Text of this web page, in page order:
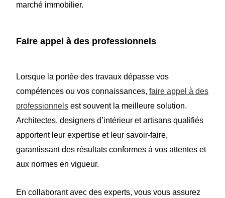
marché immobilier.
Faire appel à des professionnels
Lorsque la portée des travaux dépasse vos
compétences ou vos connaissances, faire appel à des
professionnels est souvent la meilleure solution.
Architectes, designers d’intérieur et artisans qualifiés
apportent leur expertise et leur savoir-faire,
garantissant des résultats conformes à vos attentes et
aux normes en vigueur.
En collaborant avec des experts, vous vous assurez